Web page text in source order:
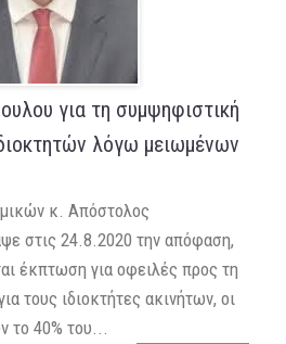
για τη συμψηφιστική
λόγω μειωμένων
κ. Απόστολος
στις 24.8.2020 την απόφαση,
έκπτωση για οφειλές προς τη
τους ιδιοκτήτες ακινήτων, οι
το 40% του...